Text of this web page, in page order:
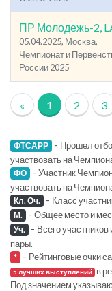
ПР Молодежь-2,
05.04.2025, Москва,
Чемпионат и
России 2025
« 1 2 3
ФТСАРР - Прошел
участвовать на
ФО - Участник
участвовать на
Кл. Оч. - Класс
М. - Общее место и
Уч. - Всего
пары.
* - Рейтинговые очки
5 лучших выступлений в
Под значением